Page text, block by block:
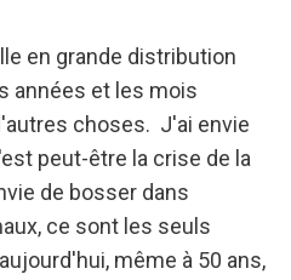
en grande distribution
années et les mois
choses. J'ai envie
peut-être la crise de la
de bosser dans
ce sont les seuls
même à 50 ans,